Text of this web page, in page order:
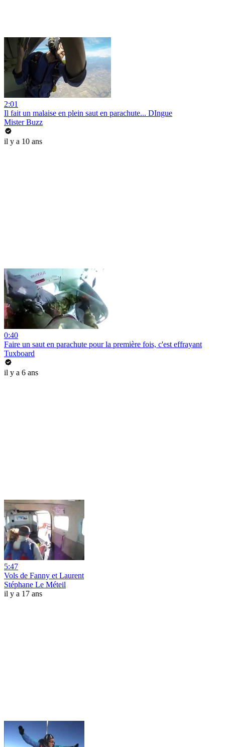
2:01
Il fait un malaise en plein saut en parachute... DIngue
Mister Buzz
il y a 10 ans
0:40
Faire un saut en parachute pour la première fois, c'est effrayant
Tuxboard
il y a 6 ans
5:47
Vols de Fanny et Laurent
Stéphane Le Méteil
il y a 17 ans